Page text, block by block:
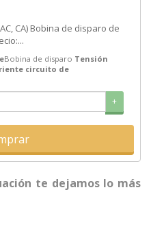
Bobina de disparo Tensión
circuito de
+
te dejamos lo más